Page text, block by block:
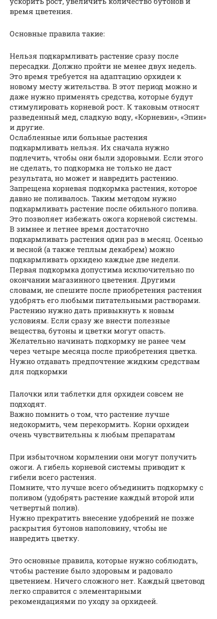
время цветения.
Основные правила такие:
Нельзя подкармливать растение сразу после
пересадки. Должно пройти не менее двух недель.
Это время требуется на адаптацию орхидеи к
новому месту жительства. В этот период можно и
даже нужно применять средства, которые будут
стимулировать корневой рост. К таковым относят
разведенный мед, сладкую воду, «Корневин», «Эпин»
и другие.
Ослабленные или больные растения
подкармливать нельзя. Их сначала нужно
подлечить, чтобы они были здоровыми. Если этого
не сделать, то подкормка не только не даст
результата, но может и навредить растению.
Запрещена корневая подкормка растения, которое
давно не поливалось. Таким методом нужно
подкармливать растение после обильного полива.
Это позволяет избежать ожога корневой системы.
В зимнее и летнее время достаточно
подкармливать растения один раз в месяц. Осенью
и весной (а также теплым декабрем) можно
подкармливать орхидею каждые две недели.
Первая подкормка допустима исключительно по
окончании магазинного цветения. Другими
словами, не спешите после приобретения растения
удобрять его любыми питательными растворами.
Растению нужно дать привыкнуть к новым
условиям. Если сразу же внести полезные
вещества, бутоны и цветки могут опасть.
Желательно начинать подкормку не ранее чем
через четыре месяца после приобретения цветка.
Нужно отдавать предпочтение жидким средствам
для подкормки
Палочки или таблетки для орхидеи совсем не
подходят.
Важно помнить о том, что растение лучше
недокормить, чем перекормить. Корни орхидеи
очень чувствительны к любым препаратам
При избыточном кормлении они могут получить
ожоги. А гибель корневой системы приводит к
гибели всего растения.
Помните, что лучше всего объединить подкормку с
поливом (удобрять растение каждый второй или
четвертый полив).
Нужно прекратить внесение удобрений не позже
раскрытия бутонов наполовину, чтобы не
навредить цветку.
Это основные правила, которые нужно соблюдать,
чтобы растение было здоровым и радовало
цветением. Ничего сложного нет. Каждый цветовод
легко справится с элементарными
рекомендациями по уходу за орхидеей.